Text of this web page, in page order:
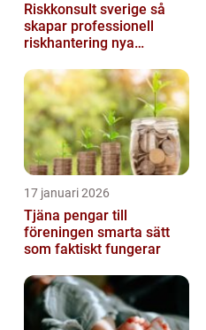
Riskkonsult sverige så
skapar professionell
riskhantering nya
17 januari 2026
Tjäna pengar till
föreningen smarta sätt
som faktiskt fungerar